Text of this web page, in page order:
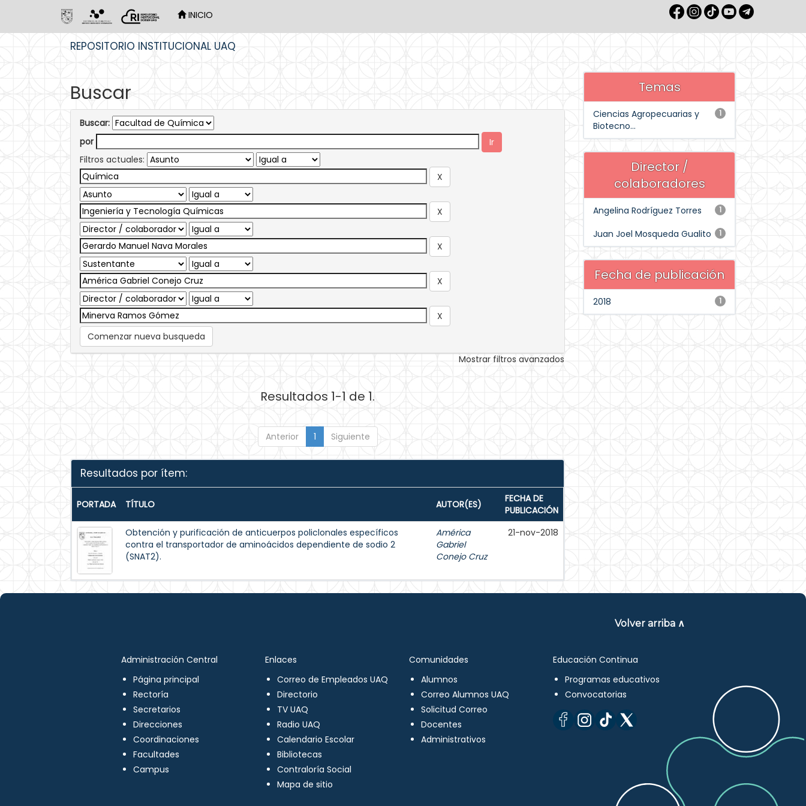
INICIO
REPOSITORIO INSTITUCIONAL UAQ
Buscar
Buscar:
por
Filtros actuales:
Comenzar nueva busqueda
Mostrar filtros avanzados
Resultados 1-1 de 1.
Anterior 1 Siguiente
Resultados por ítem:
PORTADA TÍTULO AUTOR(ES)
FECHA DE
PUBLICACIÓN
Obtención y purificación de anticuerpos policlonales específicos
contra el transportador de aminoácidos dependiente de sodio 2
(SNAT2).
América
Gabriel
Conejo Cruz
21-nov-2018
Temas
1
Ciencias Agropecuarias y
Biotecno...
Director /
colaboradores
1
Angelina Rodríguez Torres
1
Juan Joel Mosqueda Gualito
Fecha de publicación
1
2018
Volver arriba ∧
Administración Central
Página principal
Rectoría
Secretarios
Direcciones
Coordinaciones
Facultades
Campus
Enlaces
Correo de Empleados UAQ
Directorio
TV UAQ
Radio UAQ
Calendario Escolar
Bibliotecas
Contraloría Social
Mapa de sitio
Comunidades
Alumnos
Correo Alumnos UAQ
Solicitud Correo
Docentes
Administrativos
Educación Continua
Programas educativos
Convocatorias